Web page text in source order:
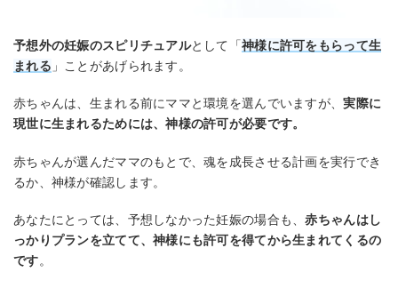
予想外の妊娠のスピリチュアルとして「神様に許可をもらって生
まれる 」ことがあげられます。
赤ちゃんは、生まれる前にママと環境を選んでいますが、実際に
現世に生まれるためには、神様の許可が必要です。
赤ちゃんが選んだママのもとで、魂を成長させる計画を実行でき
るか、神様が確認します。
あなたにとっては、予想しなかった妊娠の場合も、赤ちゃんはし
っかりプランを立てて、神様にも許可を得てから生まれてくるの
です。